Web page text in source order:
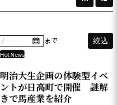
まで 絞込
Hot News
明治大生企画の体験型イベ
ントが日高町で開催 謎解
きで馬産業を紹介